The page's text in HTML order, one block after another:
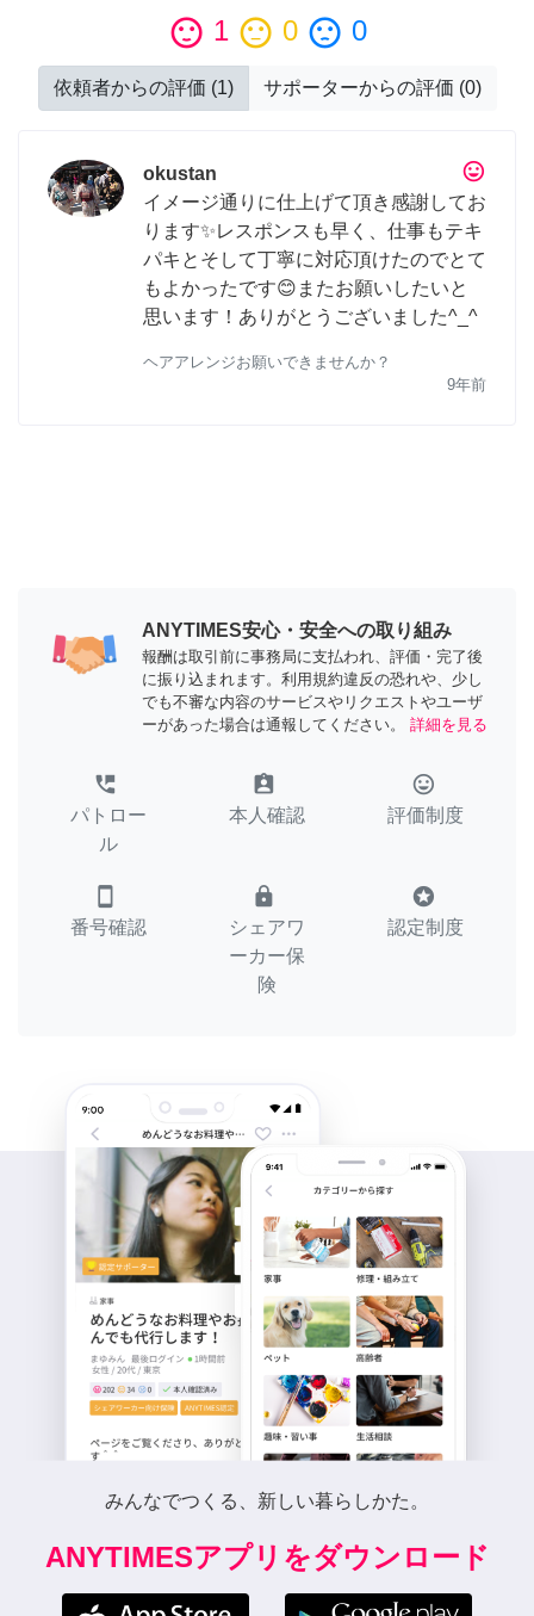
sentiment_satisfied 1 sentiment_neutral 0 sentiment_dissatisfied 0
依頼者からの評価 (1) サポーターからの評価 (0)
tag_faces
okustan
イメージ通りに仕上げて頂き感謝してお
ります✨レスポンスも早く、仕事もテキ
パキとそして丁寧に対応頂けたのでとて
もよかったです😊またお願いしたいと
思います！ありがとうございました^_^
ヘアアレンジお願いできませんか？
9年前
ANYTIMES安心・安全への取り組み
報酬は取引前に事務局に支払われ、評価・完了後
に振り込まれます。利用規約違反の恐れや、少し
でも不審な内容のサービスやリクエストやユーザ
ーがあった場合は通報してください。
詳細を見る
perm_phone_msg
パトロー
ル
assignment_ind
本人確認
tag_faces
評価制度
smartphone
番号確認
lock
シェアワ
ーカー保
険
stars
認定制度
みんなでつくる、新しい暮らしかた。
ANYTIMESアプリをダウンロード